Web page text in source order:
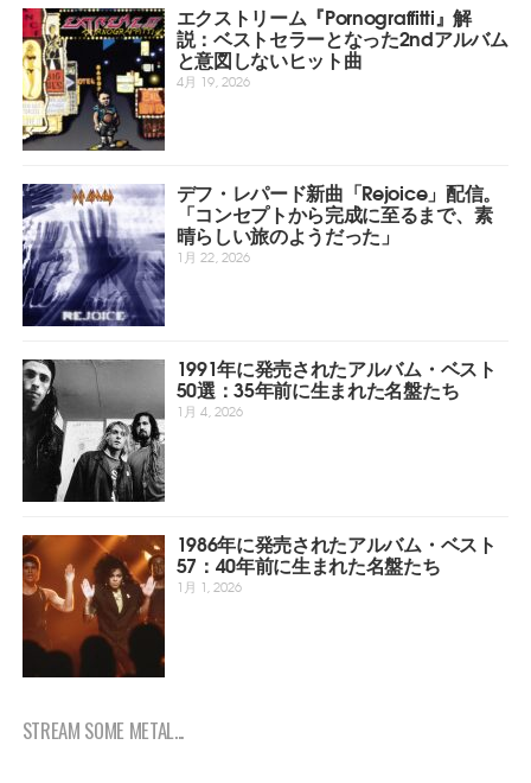
エクストリーム『Pornograffitti』解
説：ベストセラーとなった2ndアルバム
と意図しないヒット曲
4月 19, 2026
デフ・レパード新曲「Rejoice」配信。
「コンセプトから完成に至るまで、素
晴らしい旅のようだった」
1月 22, 2026
1991年に発売されたアルバム・ベスト
50選：35年前に生まれた名盤たち
1月 4, 2026
1986年に発売されたアルバム・ベスト
57：40年前に生まれた名盤たち
1月 1, 2026
STREAM SOME METAL...